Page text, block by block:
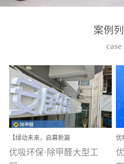
案例
case
【绿动未来，启幕新篇
章】优吸环保中标深圳安
居乐寓，超大型工装室内
优吸环保·除甲醛大型工
优